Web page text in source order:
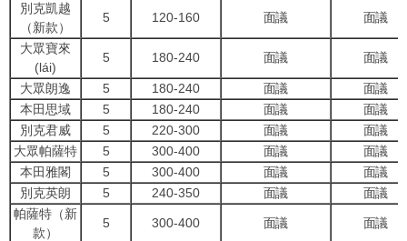
別克凱越
（新款）
5 120-160 面議 面議
大眾寶來
(lái)
5 180-240 面議 面議
大眾朗逸 5 180-240 面議
面議
本田思域
5 180-240 面議
面議
別克君威
5 220-300 面議
面議
大眾帕薩特
5 300-400 面議
面議
本田雅閣
5 300-400 面議
面議
別克英朗
5 240-350 面議
面議
帕薩特（新
款）
5 300-400 面議 面議